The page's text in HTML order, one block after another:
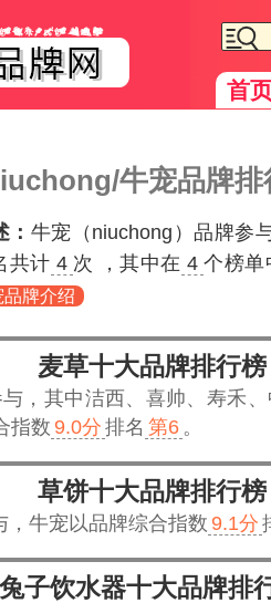
首
牛宠品牌排
： 牛宠（niuchong）品牌参
共计 4 次 ，其中在 4 个榜单
品牌介绍
麦草十大品牌排行榜
，其中洁西、喜帅、寿禾
指数 9.0分 排名 第6 。
草饼十大品牌排行榜
牛宠以品牌综合指数 9.1分
兔子饮水器十大品牌排